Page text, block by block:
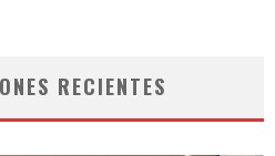
RECIENTES